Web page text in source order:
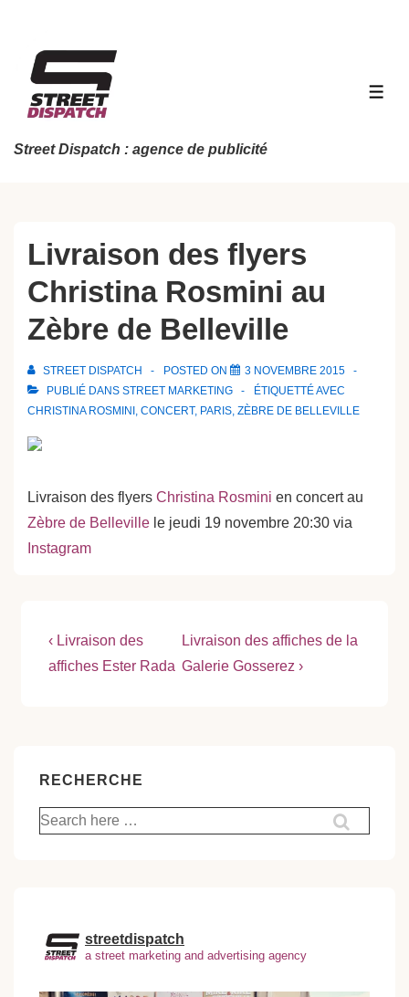
contenu
principal
Street Dispatch : agence de publicité
Livraison des flyers
Christina Rosmini au
Zèbre de Belleville
STREET DISPATCH POSTED ON
3 NOVEMBRE 2015
PUBLIÉ DANS STREET MARKETING
ÉTIQUETTÉ AVEC
CHRISTINA ROSMINI , CONCERT, PARIS, ZÈBRE DE BELLEVILLE
Livraison des flyers Christina Rosmini en concert au
Zèbre de Belleville le jeudi 19 novembre 20:30 via
Instagram
Navigation
de
Previous
Post
‹ Livraison des
affiches Ester Rada
Next
Post
Livraison des affiches de la
Galerie Gosserez ›
RECHERCHE
Recherche
pour:
streetdispatch
a street marketing and advertising agency